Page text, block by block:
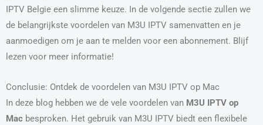
IPTV Belgie een slimme keuze. In de volgende sectie zullen we
de belangrijkste voordelen van M3U IPTV samenvatten en je
aanmoedigen om je aan te melden voor een abonnement. Blijf
lezen voor meer informatie!
Conclusie: Ontdek de voordelen van M3U IPTV op Mac
In deze blog hebben we de vele voordelen van M3U IPTV op
Mac besproken. Het gebruik van M3U IPTV biedt een flexibele